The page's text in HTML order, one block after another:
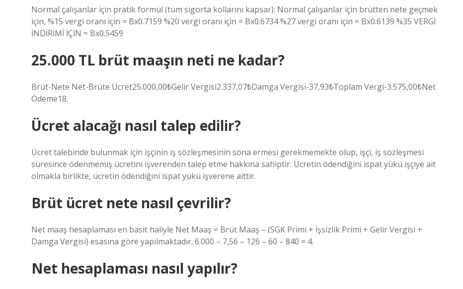
Normal çalışanlar için pratik formül (tüm sigorta kollarını kapsar): Normal çalışanlar için brütten nete geçmek
için, %15 vergi oranı için = Bx0.7159 %20 vergi oranı için = Bx0.6734 %27 vergi oranı için = Bx0.6139 %35 VERGİ
İNDİRİMİ İÇİN = Bx0.5459
25.000 TL brüt maaşın neti ne kadar?
Brüt-Nete Net-Brüte Ücret25.000,00₺Gelir Vergisi2.337,07₺Damga Vergisi-37,93₺Toplam Vergi-3.575,00₺Net
Ödeme18.
Ücret alacağı nasıl talep edilir?
Ücret talebinde bulunmak için işçinin iş sözleşmesinin sona ermesi gerekmemekte olup, işçi, iş sözleşmesi
süresince ödenmemiş ücretini işverenden talep etme hakkına sahiptir. Ücretin ödendiğini ispat yükü işçiye ait
olmakla birlikte, ücretin ödendiğini ispat yükü işverene aittir.
Brüt ücret nete nasıl çevrilir?
Net maaş hesaplaması en basit haliyle Net Maaş = Brüt Maaş – (SGK Primi + İşsizlik Primi + Gelir Vergisi +
Damga Vergisi) esasına göre yapılmaktadır. 6.000 – 7,56 – 126 – 60 – 840 = 4.
Net hesaplaması nasıl yapılır?